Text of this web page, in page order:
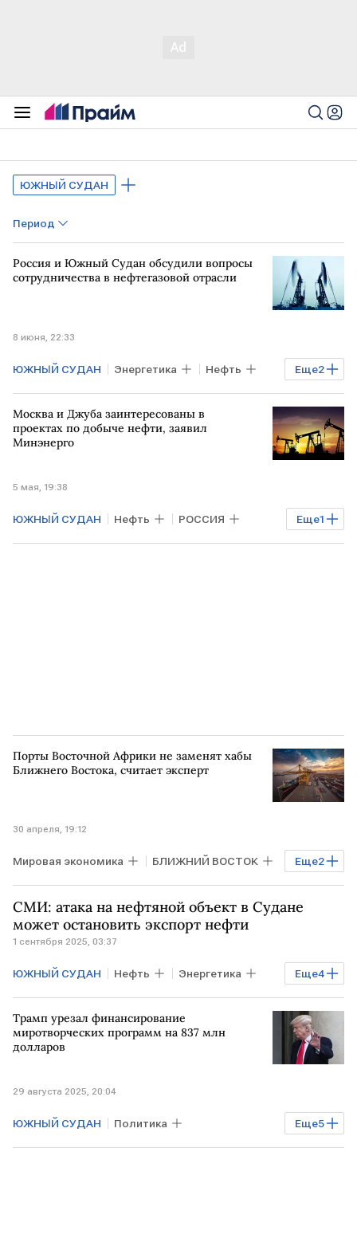
ЮЖНЫЙ СУДАН
Период
Россия и Южный Судан обсудили вопросы
сотрудничества в нефтегазовой отрасли
8 июня, 22:33
Еще2
ЮЖНЫЙ СУДАН Энергетика Нефть
РОССИЯ РФ
Москва и Джуба заинтересованы в
проектах по добыче нефти, заявил
Минэнерго
5 мая, 19:38
Еще1
ЮЖНЫЙ СУДАН Нефть РОССИЯ
РФ
Порты Восточной Африки не заменят хабы
Ближнего Востока, считает эксперт
30 апреля, 19:12
Еще2
Мировая экономика БЛИЖНИЙ ВОСТОК
ТАНЗАНИЯ Кения
СМИ: атака на нефтяной объект в Судане
может остановить экспорт нефти
1 сентября 2025, 03:37
Еще4
ЮЖНЫЙ СУДАН Нефть Энергетика
Мировая экономика СУДАН
Красное море МККК
Трамп урезал финансирование
миротворческих программ на 837 млн
долларов
29 августа 2025, 20:04
Еще5
ЮЖНЫЙ СУДАН Политика
Мировая экономика НЕПАЛ